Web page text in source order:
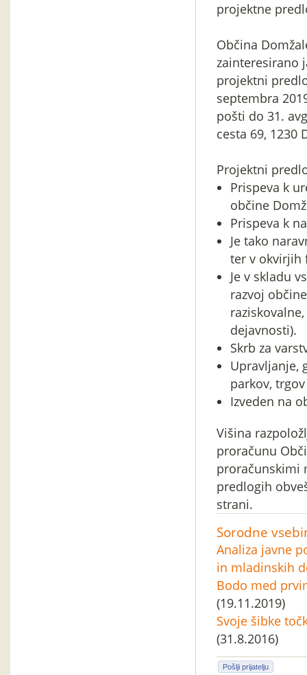
projektne
Občina
zainteresirano
projektni
septembra
pošti do 31.
cesta 69, 1230
Projektni
Prispeva k
občine
Prispeva k
Je tako
ter v okvirjih
Je v skladu
razvoj
dejavnosti).
Skrb za
Upravljanje,
parkov,
Izveden na
Višina
proračunu
proračunskimi
predlogih
strani.
Sorodne
Analiza javne
in mladinskih
Bodo med
(19.11.2019)
Svoje šibke
(31.8.2016)
Pošlji prijatelju